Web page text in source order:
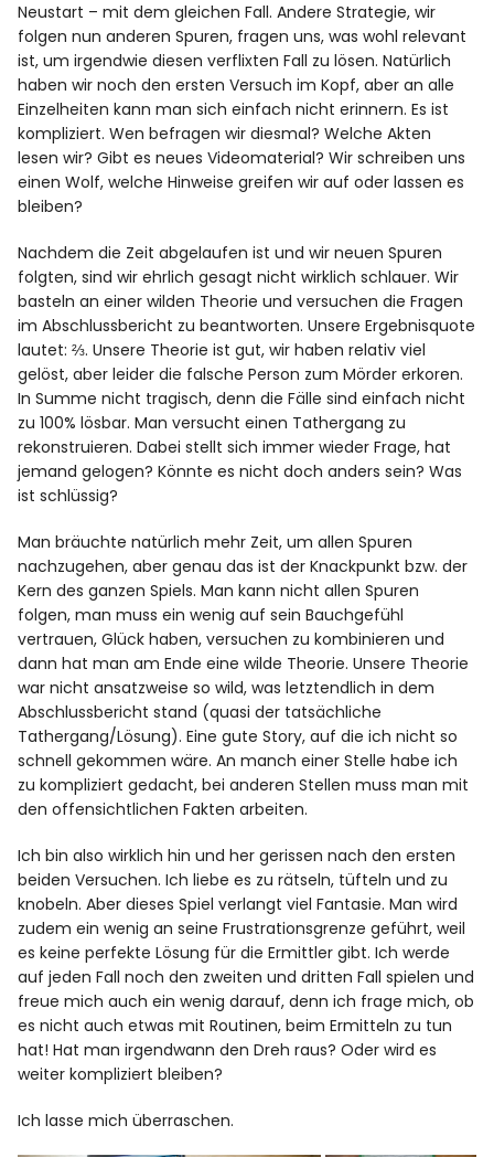
Neustart – mit dem gleichen Fall. Andere Strategie, wir
folgen nun anderen Spuren, fragen uns, was wohl relevant
ist, um irgendwie diesen verflixten Fall zu lösen. Natürlich
haben wir noch den ersten Versuch im Kopf, aber an alle
Einzelheiten kann man sich einfach nicht erinnern. Es ist
kompliziert. Wen befragen wir diesmal? Welche Akten
lesen wir? Gibt es neues Videomaterial? Wir schreiben uns
einen Wolf, welche Hinweise greifen wir auf oder lassen es
bleiben?
Nachdem die Zeit abgelaufen ist und wir neuen Spuren
folgten, sind wir ehrlich gesagt nicht wirklich schlauer. Wir
basteln an einer wilden Theorie und versuchen die Fragen
im Abschlussbericht zu beantworten. Unsere Ergebnisquote
lautet: ⅔. Unsere Theorie ist gut, wir haben relativ viel
gelöst, aber leider die falsche Person zum Mörder erkoren.
In Summe nicht tragisch, denn die Fälle sind einfach nicht
zu 100% lösbar. Man versucht einen Tathergang zu
rekonstruieren. Dabei stellt sich immer wieder Frage, hat
jemand gelogen? Könnte es nicht doch anders sein? Was
ist schlüssig?
Man bräuchte natürlich mehr Zeit, um allen Spuren
nachzugehen, aber genau das ist der Knackpunkt bzw. der
Kern des ganzen Spiels. Man kann nicht allen Spuren
folgen, man muss ein wenig auf sein Bauchgefühl
vertrauen, Glück haben, versuchen zu kombinieren und
dann hat man am Ende eine wilde Theorie. Unsere Theorie
war nicht ansatzweise so wild, was letztendlich in dem
Abschlussbericht stand (quasi der tatsächliche
Tathergang/Lösung). Eine gute Story, auf die ich nicht so
schnell gekommen wäre. An manch einer Stelle habe ich
zu kompliziert gedacht, bei anderen Stellen muss man mit
den offensichtlichen Fakten arbeiten.
Ich bin also wirklich hin und her gerissen nach den ersten
beiden Versuchen. Ich liebe es zu rätseln, tüfteln und zu
knobeln. Aber dieses Spiel verlangt viel Fantasie. Man wird
zudem ein wenig an seine Frustrationsgrenze geführt, weil
es keine perfekte Lösung für die Ermittler gibt. Ich werde
auf jeden Fall noch den zweiten und dritten Fall spielen und
freue mich auch ein wenig darauf, denn ich frage mich, ob
es nicht auch etwas mit Routinen, beim Ermitteln zu tun
hat! Hat man irgendwann den Dreh raus? Oder wird es
weiter kompliziert bleiben?
Ich lasse mich überraschen.